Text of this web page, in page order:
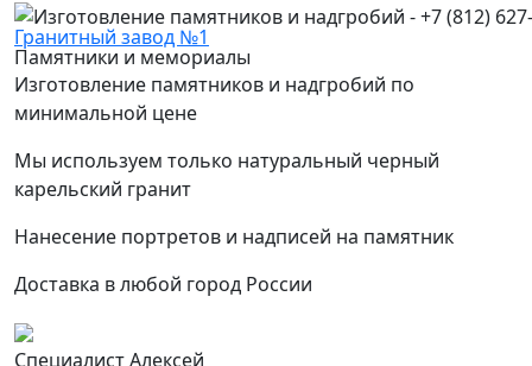
Гранитный завод №1
Памятники и мемориалы
Изготовление памятников и надгробий по
минимальной цене
Мы используем только натуральный черный
карельский гранит
Нанесение портретов и надписей на памятник
Доставка в любой город России
Специалист Алексей